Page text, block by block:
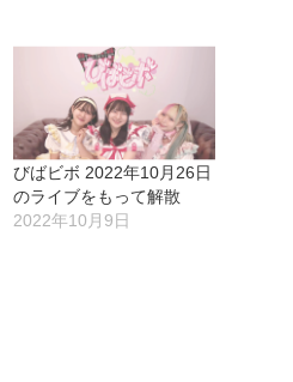
びばビボ 2022年10月26日
のライブをもって解散
2022年10月9日